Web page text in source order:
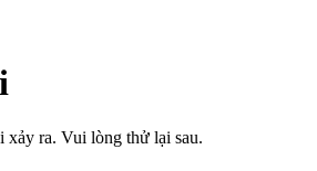
xảy ra. Vui lòng thử lại sau.